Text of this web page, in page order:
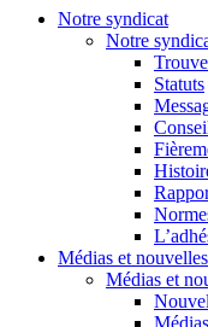
Notre syndicat
Notre
Statuts
Médias et nouvelles
Médias et